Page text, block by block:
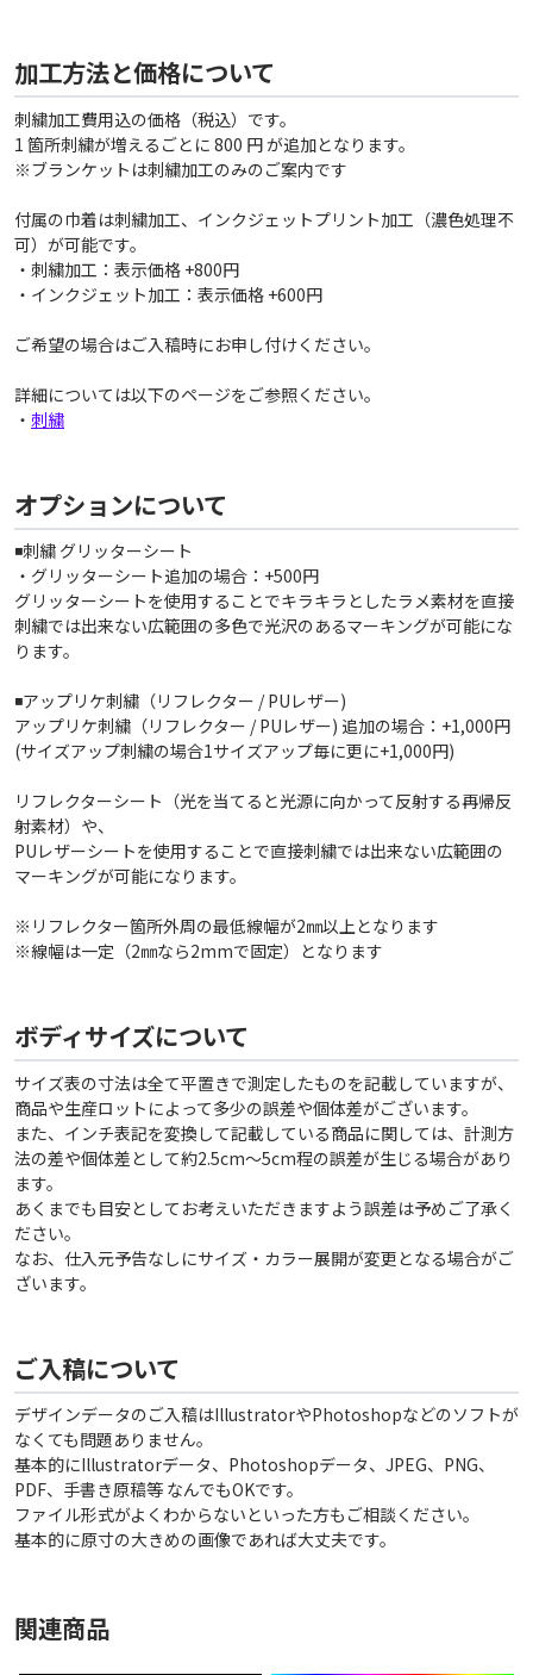
加工方法と価格について
刺繍加工費用込の価格（税込）です。
1 箇所刺繍が増えるごとに 800 円 が追加となります。
※ブランケットは刺繍加工のみのご案内です
付属の巾着は刺繍加工、インクジェットプリント加工（濃色処理不
可）が可能です。
・刺繍加工：表示価格 +800円
・インクジェット加工：表示価格 +600円
ご希望の場合はご入稿時にお申し付けください。
詳細については以下のページをご参照ください。
・ 刺繍
オプションについて
◾️刺繍 グリッターシート
・グリッターシート追加の場合：+500円
グリッターシートを使用することでキラキラとしたラメ素材を直接
刺繍では出来ない広範囲の多色で光沢のあるマーキングが可能にな
ります。
◾️アップリケ刺繍（リフレクター / PUレザー)
アップリケ刺繍（リフレクター / PUレザー) 追加の場合：+1,000円
(サイズアップ刺繍の場合1サイズアップ毎に更に+1,000円)
リフレクターシート（光を当てると光源に向かって反射する再帰反
射素材）や、
PUレザーシートを使用することで直接刺繍では出来ない広範囲の
マーキングが可能になります。
※リフレクター箇所外周の最低線幅が2㎜以上となります
※線幅は一定（2㎜なら2mmで固定）となります
ボディサイズについて
サイズ表の寸法は全て平置きで測定したものを記載していますが、
商品や生産ロットによって多少の誤差や個体差がございます。
また、インチ表記を変換して記載している商品に関しては、計測方
法の差や個体差として約2.5cm〜5cm程の誤差が生じる場合があり
ます。
あくまでも目安としてお考えいただきますよう誤差は予めご了承く
ださい。
なお、仕入元予告なしにサイズ・カラー展開が変更となる場合がご
ざいます。
ご入稿について
デザインデータのご入稿はIllustratorやPhotoshopなどのソフトが
なくても問題ありません。
基本的にIllustratorデータ、Photoshopデータ、JPEG、PNG、
PDF、手書き原稿等 なんでもOKです。
ファイル形式がよくわからないといった方もご相談ください。
基本的に原寸の大きめの画像であれば大丈夫です。
関連商品